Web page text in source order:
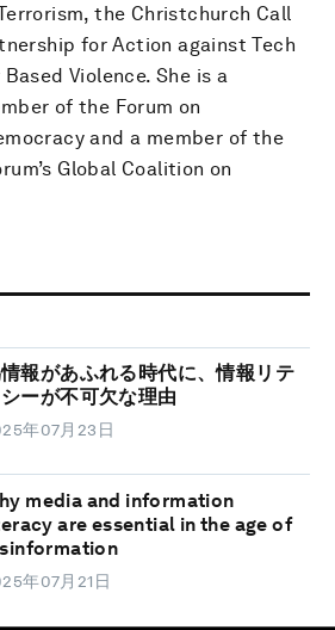
the Christchurch Call
for Action against Tech
Violence. She is a
of the Forum on
and a member of the
Global Coalition on
報があふれる時代に、情報リテ
ーが不可欠な理由
年07月23日
media and information
are essential in the age of
年07月21日